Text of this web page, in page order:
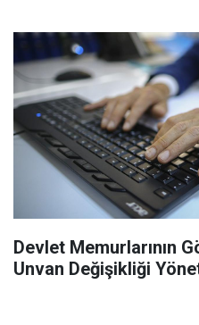
Devlet Memurlarının
Unvan Değişikliği